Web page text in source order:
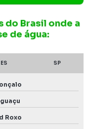
ambiental
postos de
do Brasil onde a
de água:
ES SP
Roxo